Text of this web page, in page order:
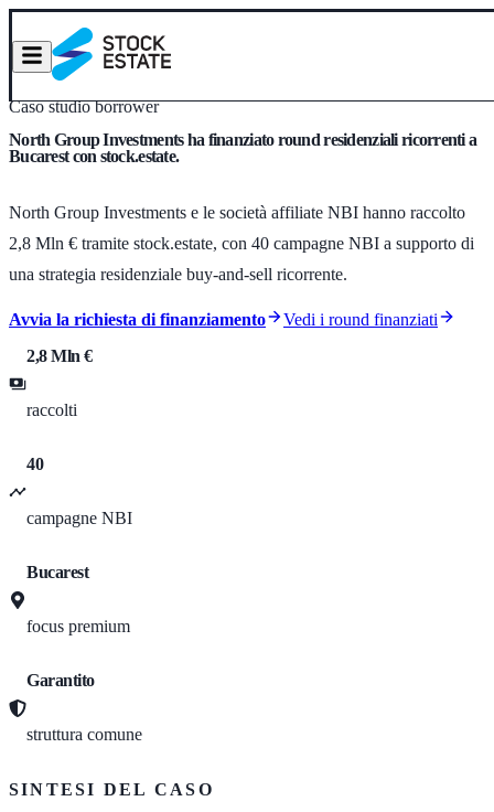
Caso studio borrower
North Group Investments ha finanziato round residenziali ricorrenti a
Bucarest con stock.estate.
North Group Investments e le società affiliate NBI hanno raccolto
2,8 Mln € tramite stock.estate, con 40 campagne NBI a supporto di
una strategia residenziale buy-and-sell ricorrente.
Avvia la richiesta di finanziamento
Vedi i round finanziati
2,8 Mln €
raccolti
40
campagne NBI
Bucarest
focus premium
Garantito
struttura comune
SINTESI DEL CASO